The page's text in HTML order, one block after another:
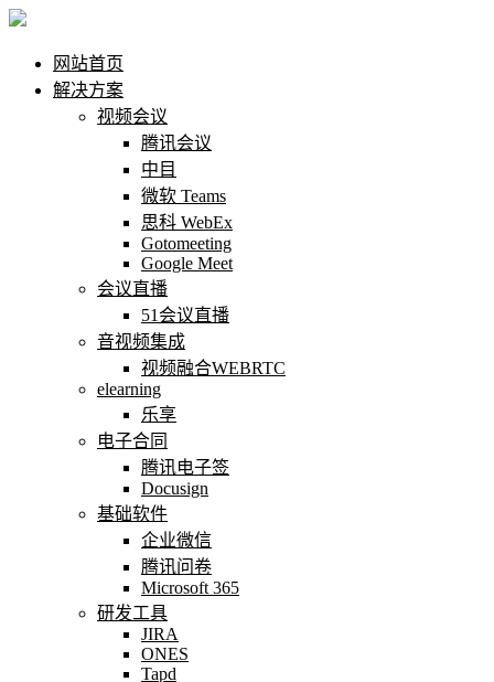
网站首页
解决方案
视频会议
腾讯会议
中目
微软 Teams
思科 WebEx
Gotomeeting
Google Meet
会议直播
51会议直播
音视频集成
视频融合WEBRTC
elearning
乐享
电子合同
腾讯电子签
Docusign
基础软件
企业微信
腾讯问卷
Microsoft 365
研发工具
JIRA
ONES
Tapd